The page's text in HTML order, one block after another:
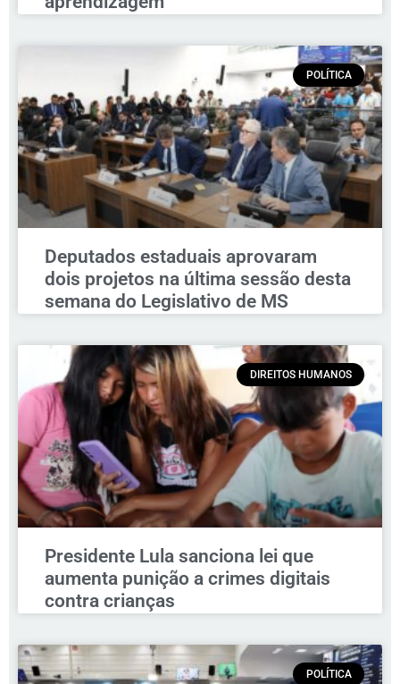
POLÍTICA
Deputados estaduais aprovaram
dois projetos na última sessão desta
semana do Legislativo de MS
DIREITOS HUMANOS
Presidente Lula sanciona lei que
aumenta punição a crimes digitais
contra crianças
POLÍTICA